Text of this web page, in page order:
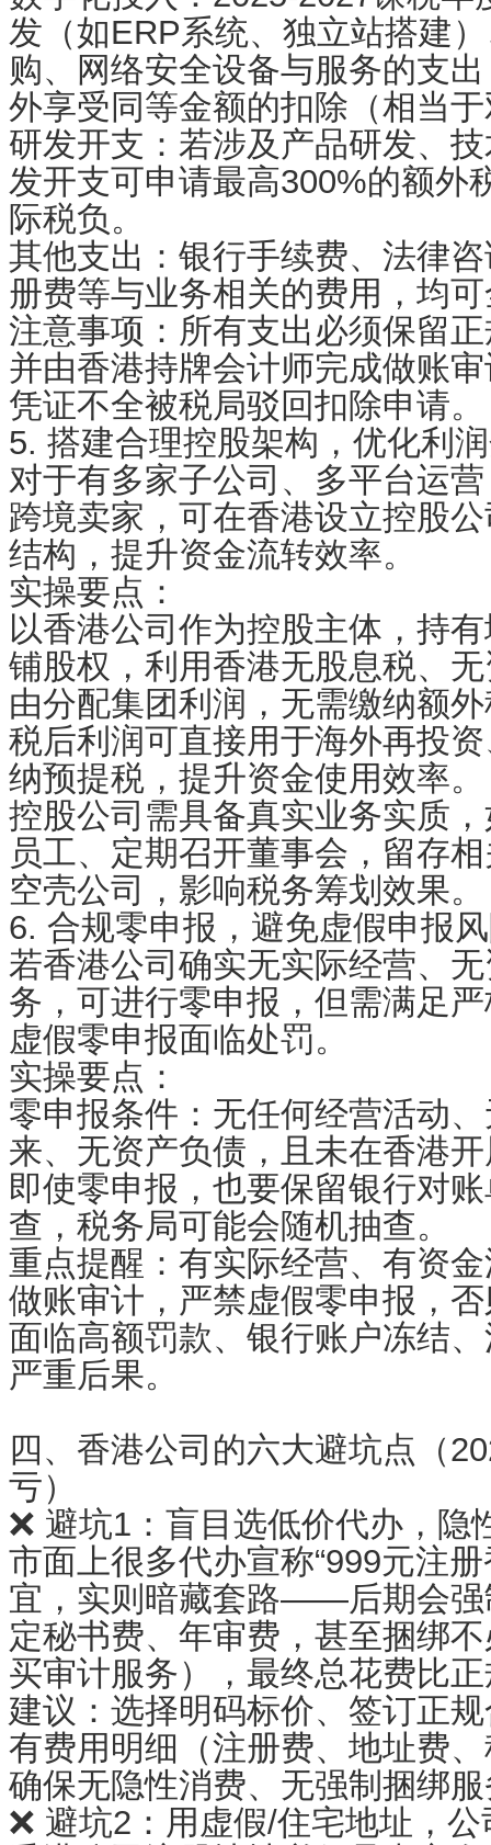
发（如ERP系统、独立站搭建
购、网络安全设备与服务的支
外享受同等金额的扣除（相当
研发开支：若涉及产品研发、
发开支可申请最高300%的额外
际税负。
其他支出：银行手续费、法律
册费等与业务相关的费用，均
注意事项：所有支出必须保留
并由香港持牌会计师完成做账
凭证不全被税局驳回扣除申请。
5. 搭建合理控股架构，优化利
对于有多家子公司、多平台运
跨境卖家，可在香港设立控股
结构，提升资金流转效率。
实操要点：
以香港公司作为控股主体，持
铺股权，利用香港无股息税、
由分配集团利润，无需缴纳额
税后利润可直接用于海外再投
纳预提税，提升资金使用效率。
控股公司需具备真实业务实质
员工、定期召开董事会，留存
空壳公司，影响税务筹划效果。
6. 合规零申报，避免虚假申报
若香港公司确实无实际经营、
务，可进行零申报，但需满足
虚假零申报面临处罚。
实操要点：
零申报条件：无任何经营活动
来、无资产负债，且未在香港
即使零申报，也要保留银行对
查，税务局可能会随机抽查。
重点提醒：有实际经营、有资
做账审计，严禁虚假零申报，
面临高额罚款、银行账户冻结
严重后果。
四、香港公司的六大避坑点（
亏）
❌ 避坑1：盲目选低价代办，隐
市面上很多代办宣称“999元注
宜，实则暗藏套路——后期会强
定秘书费、年审费，甚至捆绑
买审计服务），最终总花费比
建议：选择明码标价、签订正
有费用明细（注册费、地址费
确保无隐性消费、无强制捆绑
❌ 避坑2：用虚假/住宅地址，